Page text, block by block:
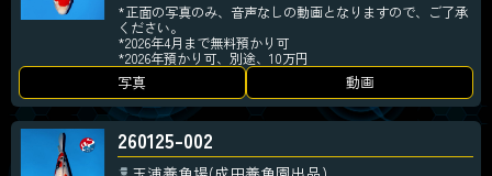
*正面の写真のみ、音声なしの動画となりますので、ご了承
ください。
*2026年4月まで無料預かり可
*2026年預かり可、別途、10万円
写真 動画
260125-002